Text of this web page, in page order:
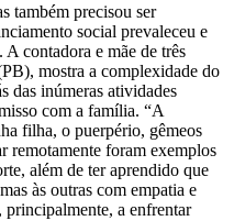
também precisou ser
social prevaleceu e
A contadora e mãe de três
mostra a complexidade do
das inúmeras atividades
com a família. “A
filha, o puerpério, gêmeos
remotamente foram exemplos
além de ter aprendido que
às outras com empatia e
principalmente, a enfrentar